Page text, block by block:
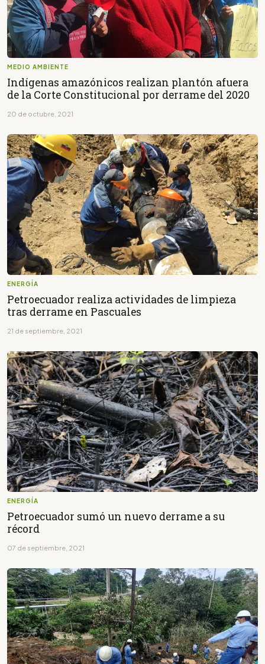
MEDIO AMBIENTE
Indígenas amazónicos realizan plantón afuera
de la Corte Constitucional por derrame del 2020
20 de octubre, 2021
ENERGÍA
Petroecuador realiza actividades de limpieza
tras derrame en Pascuales
21 de septiembre, 2021
ENERGÍA
Petroecuador sumó un nuevo derrame a su
récord
07 de septiembre, 2021